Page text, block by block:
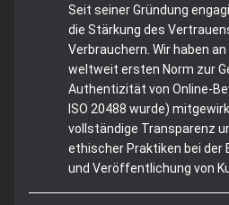
Seit seiner Gründung
die Stärkung des
Verbrauchern. Wir haben
weltweit ersten Norm zur
Authentizität von Online-
ISO 20488 wurde)
vollständige Transparenz
ethischer Praktiken bei der
und Veröffentlichung von